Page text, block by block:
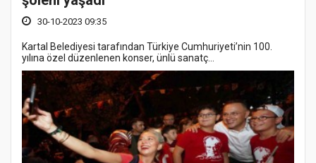
30-10-2023 09:35
Kartal Belediyesi tarafından Türkiye Cumhuriyeti’nin 100.
yılına özel düzenlenen konser, ünlü sanatç...